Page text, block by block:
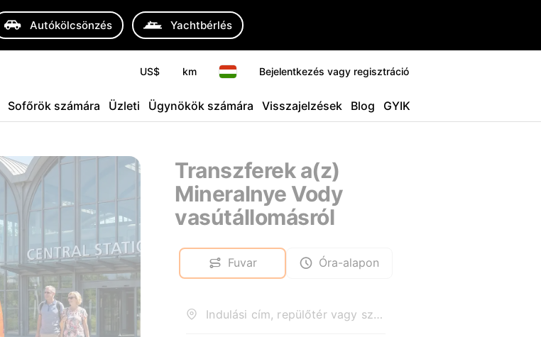
Autókölcsönzés Yachtbérlés
US$ km Bejelentkezés vagy regisztráció
Sofőrök számára Üzleti Ügynökök számára Visszajelzések Blog GYIK
Transzferek a(z)
Mineralnye Vody
vasútállomásról
Fuvar Óra-alapon
Indulási cím, repülőtér vagy szálloda